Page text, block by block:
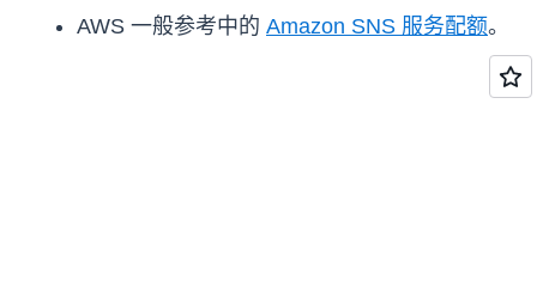
AWS 一般参考中的 Amazon SNS 服务配额。